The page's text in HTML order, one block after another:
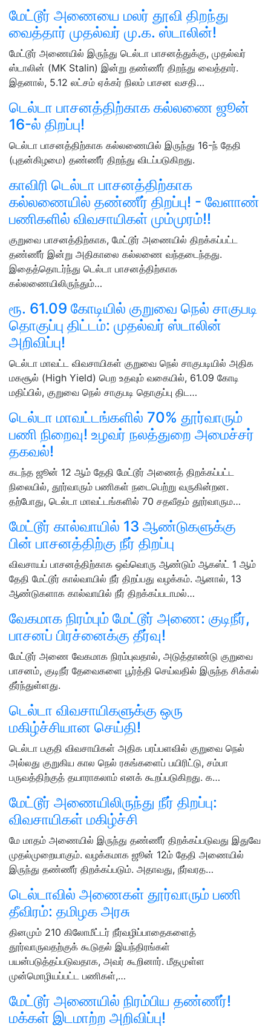
மேட்டூர் அணையை மலர் தூவி திறந்து
வைத்தார் முதல்வர் மு.க. ஸ்டாலின்!
மேட்டூர் அணையில் இருந்து டெல்டா பாசனத்துக்கு, முதல்வர்
ஸ்டாலின் (MK Stalin) இன்று தண்ணீர் திறந்து வைத்தார்.
இதனால், 5.12 லட்சம் ஏக்கர் நிலம் பாசன வசதி…
டெல்டா பாசனத்திற்காக கல்லணை ஜூன்
16-ல் திறப்பு!
டெல்டா பாசனத்திற்காக கல்லணையில் இருந்து 16-ந் தேதி
(புதன்கிழமை) தண்ணீர் திறந்து விடப்படுகிறது.
காவிரி டெல்டா பாசனத்திற்காக
கல்லணையில் தண்ணீர் திறப்பு! - வேளாண்
பணிகளில் விவசாயிகள் மும்முரம்!!
குறுவை பாசனத்திற்காக, மேட்டூர் அணையில் திறக்கப்பட்ட
தண்ணீர் இன்று அதிகாலை கல்லணை வந்தடைந்தது.
இதைத்தொடர்ந்து டெல்டா பாசனத்திற்காக
கல்லணையிலிருந்தும்…
ரூ. 61.09 கோடியில் குறுவை நெல் சாகுபடி
தொகுப்பு திட்டம்: முதல்வர் ஸ்டாலின்
அறிவிப்பு!
டெல்டா மாவட்ட விவசாயிகள் குறுவை நெல் சாகுபடியில் அதிக
மகசூல் (High Yield) பெற உதவும் வகையில், 61.09 கோடி
மதிப்பில், குறுவை நெல் சாகுபடி தொகுப்பு திட…
டெல்டா மாவட்டங்களில் 70% தூர்வாரும்
பணி நிறைவு! உழவர் நலத்துறை அமைச்சர்
தகவல்!
கடந்த ஜூன் 12 ஆம் தேதி மேட்டூர் அணைத் திறக்கப்பட்ட
நிலையில், தூர்வாரும் பணிகள் நடைபெற்று வருகின்றன.
தற்போது, டெல்டா மாவட்டங்களில் 70 சதவீதம் தூர்வாரும…
மேட்டூர் கால்வாயில் 13 ஆண்டுகளுக்கு
பின் பாசனத்திற்கு நீர் திறப்பு
விவசாயப் பாசனத்திற்காக ஒவ்வொரு ஆண்டும் ஆகஸ்ட் 1 ஆம்
தேதி மேட்டூர் கால்வாயில் நீர் திறப்பது வழக்கம். ஆனால், 13
ஆண்டுகளாக கால்வாயில் நீர் திறக்கப்படாமல்…
வேகமாக நிரம்பும் மேட்டூர் அணை: குடிநீர்,
பாசனப் பிரச்னைக்கு தீர்வு!
மேட்டூர் அணை வேகமாக நிரம்புவதால், அடுத்தாண்டு குறுவை
பாசனம், குடிநீர் தேவைகளை பூர்த்தி செய்வதில் இருந்த சிக்கல்
தீர்ந்துள்ளது.
டெல்டா விவசாயிகளுக்கு ஒரு
மகிழ்ச்சியான செய்தி!
டெல்டா பகுதி விவசாயிகள் அதிக பரப்பளவில் குறுவை நெல்
அல்லது குறுகிய கால நெல் ரகங்களைப் பயிரிட்டு, சம்பா
பருவத்திற்குத் தயாராகலாம் எனக் கூறப்படுகிறது. க…
மேட்டூர் அணையிலிருந்து நீர் திறப்பு:
விவசாயிகள் மகிழ்ச்சி
மே மாதம் அணையில் இருந்து தண்ணீர் திறக்கப்படுவது இதுவே
முதல்முறையாகும். வழக்கமாக ஜூன் 12ம் தேதி அணையில்
இருந்து தண்ணீர் திறக்கப்படும். அதாவது, நீர்வரத…
டெல்டாவில் அணைகள் தூர்வாரும் பணி
தீவிரம்: தமிழக அரசு
தினமும் 210 கிலோமீட்டர் நீர்வழிப்பாதைகளைத்
தூர்வாருவதற்குக் கூடுதல் இயந்திரங்கள்
பயன்படுத்தப்படுவதாக, அவர் கூறினார். மீதமுள்ள
முன்மொழியப்பட்ட பணிகள்,…
மேட்டூர் அணையில் நிரம்பிய தண்ணீர்!
மக்கள் இடமாற்ற அறிவிப்பு!